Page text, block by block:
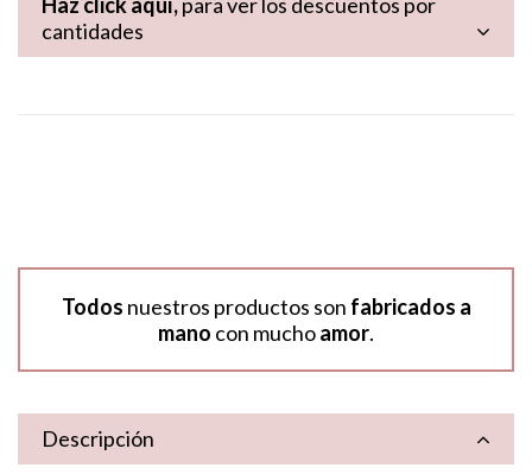
cantidades
Todos nuestros productos son fabricados a
mano con muchoamor.
Descripción